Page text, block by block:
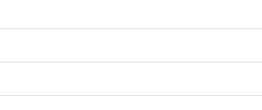
奈良県内の弁護士に相談予約したい』などでお困りの相談者さん